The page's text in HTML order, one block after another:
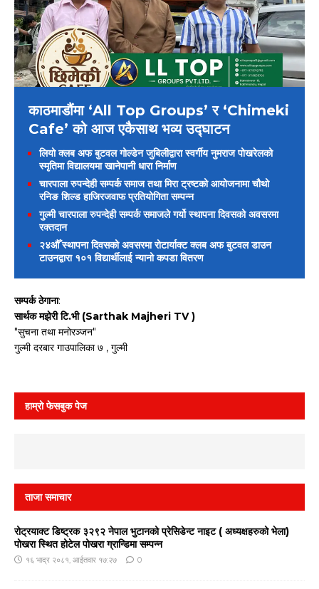
काठमाडौंमा ‘All Top Groups’ र ‘Chimeki
Cafe’ को आज एकैसाथ भव्य उद्घाटन
लियो क्लब अफ बुटवल गोल्डेन जुबिलीद्वारा स्वर्गीय नुमराज पोखरेलको
स्मृतिमा विद्यालयमा खानेपानी धारा निर्माण
चारपाला रुपन्देही सम्पर्क समाज तथा मिरा ट्रष्टको आयोजनामा चौथो
रनिङ शिल्ड हाजिरजवाफ प्रतियोगिता सम्पन्न
गुल्मी चारपाला रुपन्देही सम्पर्क समाजले गर्यो स्थापना दिवसको अवसरमा
रक्तदान
२४औँ स्थापना दिवसको अवसरमा रोटार्याक्ट क्लब अफ बुटवल डाउन
टाउनद्वारा १०१ विद्यार्थीलाई न्यानो कपडा वितरण
सम्पर्क ठेगाना:
सार्थक मझेरी टि.भी (Sarthak Majheri TV )
"सुचना तथा मनोरञ्जन"
गुल्मी दरबार गाउपालिका ७ , गुल्मी
हाम्रो फेसबुक पेज
ताजा समाचार
रोट्रयाक्ट डिष्ट्रक ३२९२ नेपाल भुटानको प्रेसिडेन्ट नाइट ( अध्यक्षहरुको भेला)
पोखरा स्थित होटेल पोखरा ग्रान्डिमा सम्पन्न
१६ भाद्र २०८१, आईतवार १७:२७ 0